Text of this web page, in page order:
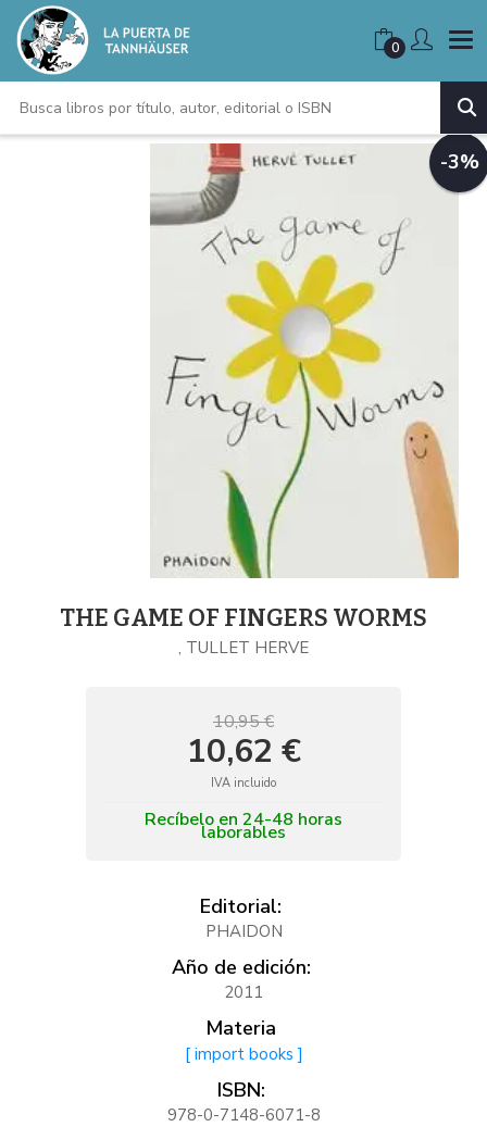
0
-3%
THE GAME OF FINGERS WORMS
, TULLET HERVE
10,95 €
10,62 €
IVA incluido
Recíbelo en 24-48 horas
laborables
Editorial:
PHAIDON
Año de edición:
2011
Materia
[ import books ]
ISBN:
978-0-7148-6071-8